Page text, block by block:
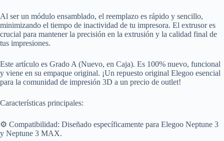
Al ser un módulo ensamblado, el reemplazo es rápido y sencillo,
minimizando el tiempo de inactividad de tu impresora. El extrusor es
crucial para mantener la precisión en la extrusión y la calidad final de
tus impresiones.
Este artículo es Grado A (Nuevo, en Caja). Es 100% nuevo, funcional
y viene en su empaque original. ¡Un repuesto original Elegoo esencial
para la comunidad de impresión 3D a un precio de outlet!
Características principales:
⚙️ Compatibilidad: Diseñado específicamente para Elegoo Neptune 3
y Neptune 3 MAX.